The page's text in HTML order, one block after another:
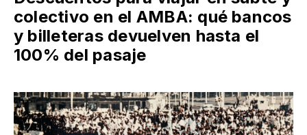
colectivo en el AMBA: qué bancos
y billeteras devuelven hasta el
100% del pasaje